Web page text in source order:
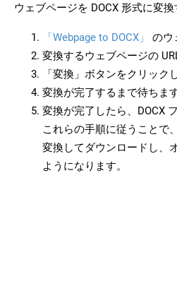
ウェブページを DOCX 形式に変
「Webpage to DOCX」
のウ
変換するウェブページの
「変換」ボタンをクリック
変換が完了するまで待ちます
変換が完了したら、DOCX
これらの手順に従うことで
変換してダウンロードし、
ようになります。